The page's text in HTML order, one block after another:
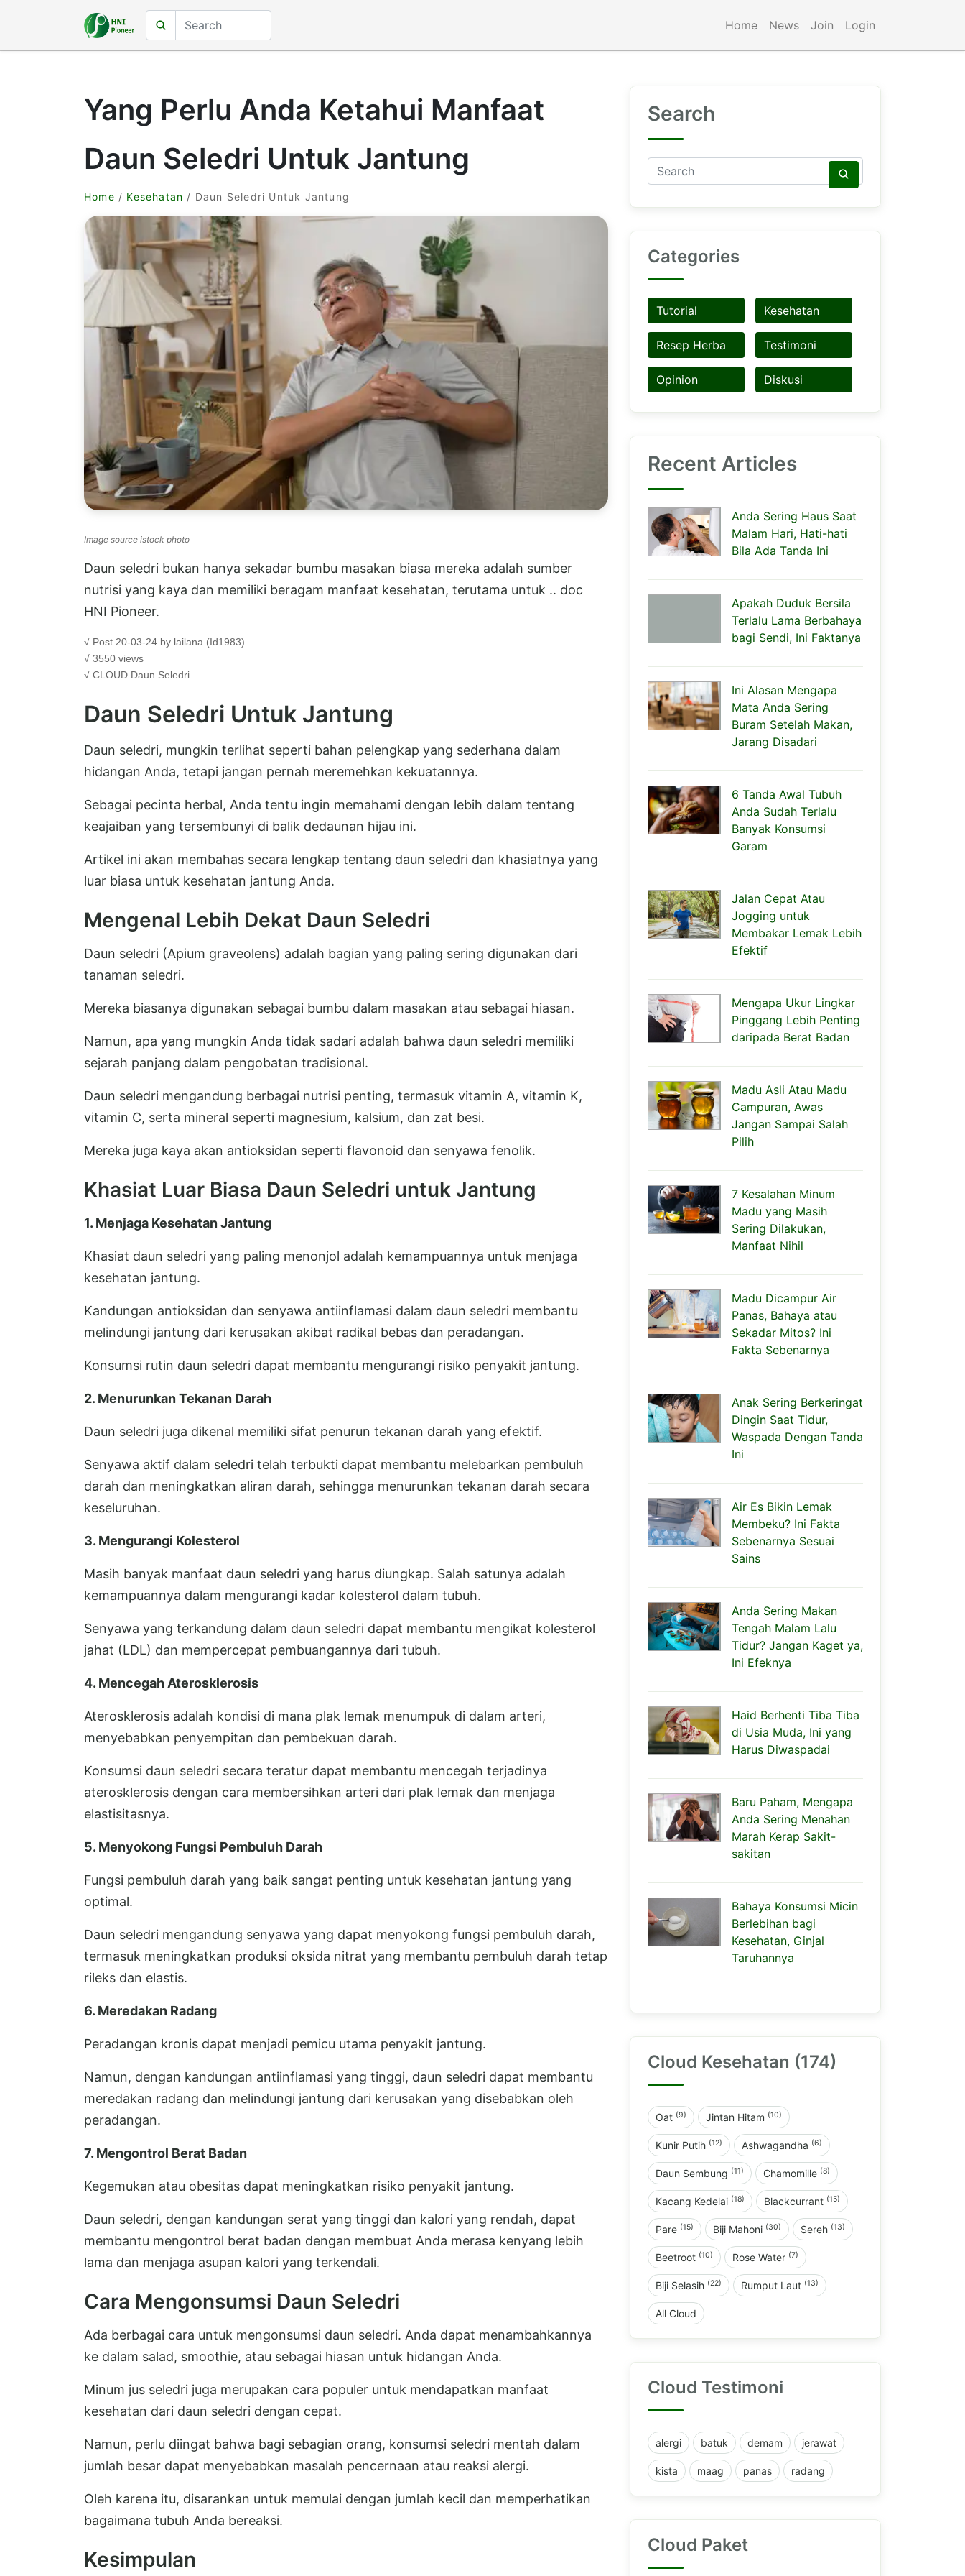
Home News Join Login
Yang Perlu Anda Ketahui Manfaat
Daun Seledri Untuk Jantung
Home / Kesehatan / Daun Seledri Untuk Jantung
Image source istock photo
Daun seledri bukan hanya sekadar bumbu masakan biasa mereka adalah sumber
nutrisi yang kaya dan memiliki beragam manfaat kesehatan, terutama untuk .. doc
HNI Pioneer.
√ Post 20-03-24 by lailana (Id1983)
√ 3550 views
√ CLOUD Daun Seledri
Daun Seledri Untuk Jantung
Daun seledri, mungkin terlihat seperti bahan pelengkap yang sederhana dalam
hidangan Anda, tetapi jangan pernah meremehkan kekuatannya.
Sebagai pecinta herbal, Anda tentu ingin memahami dengan lebih dalam tentang
keajaiban yang tersembunyi di balik dedaunan hijau ini.
Artikel ini akan membahas secara lengkap tentang daun seledri dan khasiatnya yang
luar biasa untuk kesehatan jantung Anda.
Mengenal Lebih Dekat Daun Seledri
Daun seledri (Apium graveolens) adalah bagian yang paling sering digunakan dari
tanaman seledri.
Mereka biasanya digunakan sebagai bumbu dalam masakan atau sebagai hiasan.
Namun, apa yang mungkin Anda tidak sadari adalah bahwa daun seledri memiliki
sejarah panjang dalam pengobatan tradisional.
Daun seledri mengandung berbagai nutrisi penting, termasuk vitamin A, vitamin K,
vitamin C, serta mineral seperti magnesium, kalsium, dan zat besi.
Mereka juga kaya akan antioksidan seperti flavonoid dan senyawa fenolik.
Khasiat Luar Biasa Daun Seledri untuk Jantung
1. Menjaga Kesehatan Jantung
Khasiat daun seledri yang paling menonjol adalah kemampuannya untuk menjaga
kesehatan jantung.
Kandungan antioksidan dan senyawa antiinflamasi dalam daun seledri membantu
melindungi jantung dari kerusakan akibat radikal bebas dan peradangan.
Konsumsi rutin daun seledri dapat membantu mengurangi risiko penyakit jantung.
2. Menurunkan Tekanan Darah
Daun seledri juga dikenal memiliki sifat penurun tekanan darah yang efektif.
Senyawa aktif dalam seledri telah terbukti dapat membantu melebarkan pembuluh
darah dan meningkatkan aliran darah, sehingga menurunkan tekanan darah secara
keseluruhan.
3. Mengurangi Kolesterol
Masih banyak manfaat daun seledri yang harus diungkap. Salah satunya adalah
kemampuannya dalam mengurangi kadar kolesterol dalam tubuh.
Senyawa yang terkandung dalam daun seledri dapat membantu mengikat kolesterol
jahat (LDL) dan mempercepat pembuangannya dari tubuh.
4. Mencegah Aterosklerosis
Aterosklerosis adalah kondisi di mana plak lemak menumpuk di dalam arteri,
menyebabkan penyempitan dan pembekuan darah.
Konsumsi daun seledri secara teratur dapat membantu mencegah terjadinya
aterosklerosis dengan cara membersihkan arteri dari plak lemak dan menjaga
elastisitasnya.
5. Menyokong Fungsi Pembuluh Darah
Fungsi pembuluh darah yang baik sangat penting untuk kesehatan jantung yang
optimal.
Daun seledri mengandung senyawa yang dapat menyokong fungsi pembuluh darah,
termasuk meningkatkan produksi oksida nitrat yang membantu pembuluh darah tetap
rileks dan elastis.
6. Meredakan Radang
Peradangan kronis dapat menjadi pemicu utama penyakit jantung.
Namun, dengan kandungan antiinflamasi yang tinggi, daun seledri dapat membantu
meredakan radang dan melindungi jantung dari kerusakan yang disebabkan oleh
peradangan.
7. Mengontrol Berat Badan
Kegemukan atau obesitas dapat meningkatkan risiko penyakit jantung.
Daun seledri, dengan kandungan serat yang tinggi dan kalori yang rendah, dapat
membantu mengontrol berat badan dengan membuat Anda merasa kenyang lebih
lama dan menjaga asupan kalori yang terkendali.
Cara Mengonsumsi Daun Seledri
Ada berbagai cara untuk mengonsumsi daun seledri. Anda dapat menambahkannya
ke dalam salad, smoothie, atau sebagai hiasan untuk hidangan Anda.
Minum jus seledri juga merupakan cara populer untuk mendapatkan manfaat
kesehatan dari daun seledri dengan cepat.
Namun, perlu diingat bahwa bagi sebagian orang, konsumsi seledri mentah dalam
jumlah besar dapat menyebabkan masalah pencernaan atau reaksi alergi.
Oleh karena itu, disarankan untuk memulai dengan jumlah kecil dan memperhatikan
bagaimana tubuh Anda bereaksi.
Kesimpulan
Search
Categories
Tutorial Kesehatan
Resep Herba Testimoni
Opinion Diskusi
Recent Articles
Anda Sering Haus Saat
Malam Hari, Hati-hati
Bila Ada Tanda Ini
Apakah Duduk Bersila
Terlalu Lama Berbahaya
bagi Sendi, Ini Faktanya
Ini Alasan Mengapa
Mata Anda Sering
Buram Setelah Makan,
Jarang Disadari
6 Tanda Awal Tubuh
Anda Sudah Terlalu
Banyak Konsumsi
Garam
Jalan Cepat Atau
Jogging untuk
Membakar Lemak Lebih
Efektif
Mengapa Ukur Lingkar
Pinggang Lebih Penting
daripada Berat Badan
Madu Asli Atau Madu
Campuran, Awas
Jangan Sampai Salah
Pilih
7 Kesalahan Minum
Madu yang Masih
Sering Dilakukan,
Manfaat Nihil
Madu Dicampur Air
Panas, Bahaya atau
Sekadar Mitos? Ini
Fakta Sebenarnya
Anak Sering Berkeringat
Dingin Saat Tidur,
Waspada Dengan Tanda
Ini
Air Es Bikin Lemak
Membeku? Ini Fakta
Sebenarnya Sesuai
Sains
Anda Sering Makan
Tengah Malam Lalu
Tidur? Jangan Kaget ya,
Ini Efeknya
Haid Berhenti Tiba Tiba
di Usia Muda, Ini yang
Harus Diwaspadai
Baru Paham, Mengapa
Anda Sering Menahan
Marah Kerap Sakit-
sakitan
Bahaya Konsumsi Micin
Berlebihan bagi
Kesehatan, Ginjal
Taruhannya
Cloud Kesehatan (174)
Oat (9) Jintan Hitam (10)
Kunir Putih (12) Ashwagandha (6)
Daun Sembung (11) Chamomille (8)
Kacang Kedelai (18) Blackcurrant (15)
Pare (15) Biji Mahoni (30) Sereh (13)
Beetroot (10) Rose Water (7)
Biji Selasih (22) Rumput Laut (13)
All Cloud
Cloud Testimoni
alergi batuk demam jerawat
kista maag panas radang
Cloud Paket